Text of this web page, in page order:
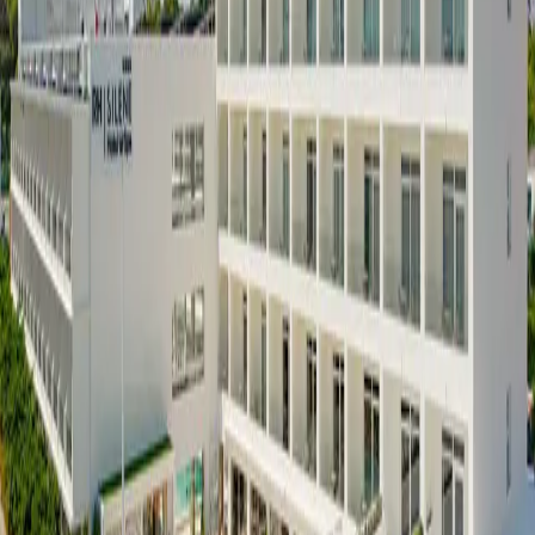
Hotel Castellon Center Affiliated by Meliá, Rda. del Millars, 86,
12002 Castelló de la Plana, Castelló, Spain
+34964342777
El Hotel Castellon Center Affiliated by Meliá es un acogedor hotel
pet friendly ubicado en Benadresa, Castellón de la Plana. Con una
calificación de 4.2 y más de 1400 reseñas, es el lugar ideal para
disfrutar de una estancia cómoda junto a tu mascota. Visita su sitio
web para más información sobre tus próximas vacaciones:
https://www.melia.com/es/hoteles/espana/castellon/hotel-castellon-
center-by-melia.
Reseñas
¿Conoces este lugar? Deja tu reseña
No lo recomiendo Está bien ¡Excelente!
Publicar reseña
Amigable · fuentes públicas